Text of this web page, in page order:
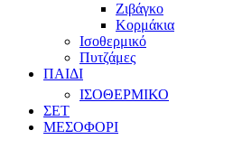
Ζιβάγκο
Κορμάκια
Ισοθερμικό
Πυτζάμες
ΠΑΙΔΙ
ΙΣΟΘΕΡΜΙΚΟ
ΣΕΤ
ΜΕΣΟΦΟΡΙ